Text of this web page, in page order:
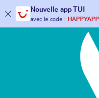
Nouvelle app TUI
30€ offerts*sur votre
avec le code :HAPPYAPP
Hôtels & Clubs